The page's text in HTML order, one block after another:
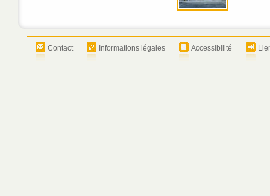
Contact Informations légales Accessibilité